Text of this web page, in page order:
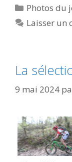
Catégories
Photos du
Laisser un
La
9 mai 2024